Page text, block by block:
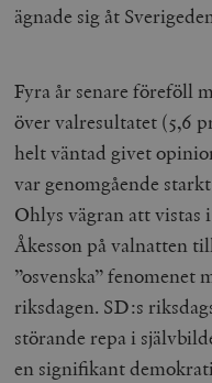
ägnade sig åt
Fyra år senare föreföll
över valresultatet (5,6
helt väntad givet
var genomgående
Ohlys vägran att vistas
Åkesson på valnatten
”osvenska”
riksdagen. SD:s
störande repa i
en signifikant